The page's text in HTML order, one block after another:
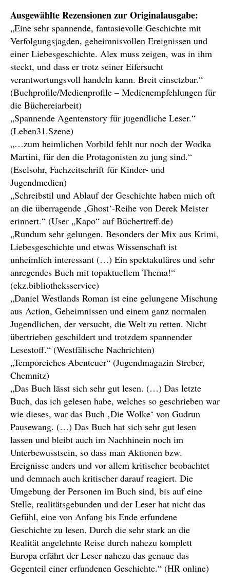
Ausgewählte Rezensionen zur Originalausgabe:
„Eine sehr spannende, fantasievolle Geschichte mit
Verfolgungsjagden, geheimnisvollen Ereignissen und
einer Liebesgeschichte. Alex muss zeigen, was in ihm
steckt, und dass er trotz seiner Eifersucht
verantwortungsvoll handeln kann. Breit einsetzbar.“
(Buchprofile/Medienprofile – Medienempfehlungen für
die Büchereiarbeit)
„Spannende Agentenstory für jugendliche Leser.“
(Leben31.Szene)
„…zum heimlichen Vorbild fehlt nur noch der Wodka
Martini, für den die Protagonisten zu jung sind.“
(Eselsohr, Fachzeitschrift für Kinder- und
Jugendmedien)
„Schreibstil und Ablauf der Geschichte haben mich oft
an die überragende ‚Ghost‘-Reihe von Derek Meister
erinnert.“ (User „Kapo“ auf Büchertreff.de)
„Rundum sehr gelungen. Besonders der Mix aus Krimi,
Liebesgeschichte und etwas Wissenschaft ist
unheimlich interessant (…) Ein spektakuläres und sehr
anregendes Buch mit topaktuellem Thema!“
(ekz.bibliotheksservice)
„Daniel Westlands Roman ist eine gelungene Mischung
aus Action, Geheimnissen und einem ganz normalen
Jugendlichen, der versucht, die Welt zu retten. Nicht
übertrieben geschildert und trotzdem spannender
Lesestoff.“ (Westfälische Nachrichten)
„Temporeiches Abenteuer“ (Jugendmagazin Streber,
Chemnitz)
„Das Buch lässt sich sehr gut lesen. (…) Das letzte
Buch, das ich gelesen habe, welches so geschrieben war
wie dieses, war das Buch ‚Die Wolke‘ von Gudrun
Pausewang. (…) Das Buch hat sich sehr gut lesen
lassen und bleibt auch im Nachhinein noch im
Unterbewusstsein, so dass man Aktionen bzw.
Ereignisse anders und vor allem kritischer beobachtet
und demnach auch kritischer darauf reagiert. Die
Umgebung der Personen im Buch sind, bis auf eine
Stelle, realitätsgebunden und der Leser hat nicht das
Gefühl, eine von Anfang bis Ende erfundene
Geschichte zu lesen. Durch die sehr stark an die
Realität angelehnte Reise durch nahezu komplett
Europa erfährt der Leser nahezu das genaue das
Gegenteil einer erfundenen Geschichte.“ (HR online)